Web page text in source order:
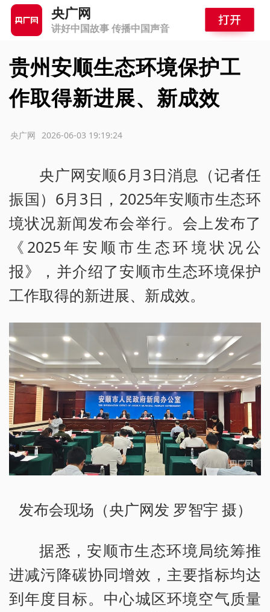
央广网
讲好中国故事 传播中国声音
贵州安顺生态环境保护工
作取得新进展、新成效
2026-06-03 19:19:24
央广网
央广网安顺6月3日消息（记者任
振国）6月3日，2025年安顺市生态环
境状况新闻发布会举行。会上发布了
《2025年安顺市生态环境状况公
报》，并介绍了安顺市生态环境保护
工作取得的新进展、新成效。
发布会现场（央广网发 罗智宇 摄）
据悉，安顺市生态环境局统筹推
进减污降碳协同增效，主要指标均达
到年度目标。中心城区环境空气质量